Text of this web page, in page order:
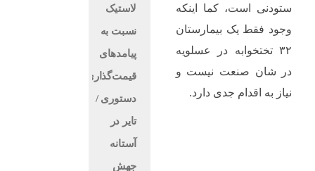
ستودنی است، کما اینکه
وجود فقط یک بیمارستان
۳۲ تختخوابه در عسلویه
در شان صنعت نیست و
نیاز به اقدام جدی دارد.
لاستیک
نسبت به
پیامدهای
قیمت‌گذاری
دستوری /
تایر در
آستانه
جهش